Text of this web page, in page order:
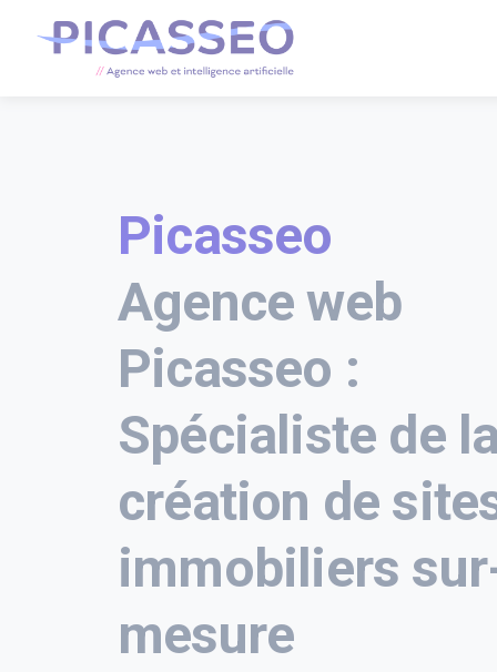
Picasseo
Agence web
Picasseo :
Spécialiste de
création de
immobiliers
mesure